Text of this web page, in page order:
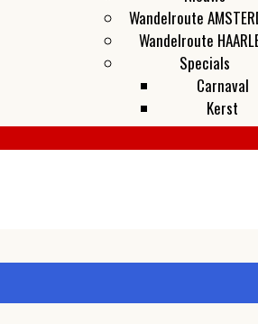
Wandelroute
Wandelroute
Specials
Carnaval
Kerst